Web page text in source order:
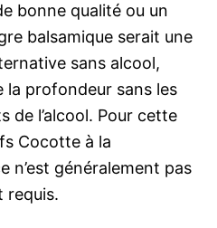
bonne qualité ou un
balsamique serait une
sans alcool,
la profondeur sans les
de l’alcool. Pour cette
Cocotte à la
n’est généralement pas
requis.